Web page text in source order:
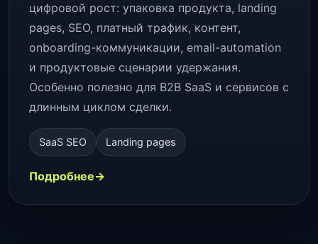
цифровой рост: упаковка продукта, landing
pages, SEO, платный трафик, контент,
onboarding-коммуникации, email-automation
и продуктовые сценарии удержания.
Особенно полезно для B2B SaaS и сервисов с
длинным циклом сделки.
SaaS SEO Landing pages
Подробнее